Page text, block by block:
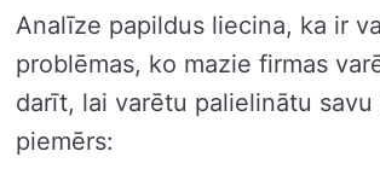
Analīze papildus liecina, ka ir
problēmas, ko mazie firmas
darīt, lai varētu palielinātu
piemērs: